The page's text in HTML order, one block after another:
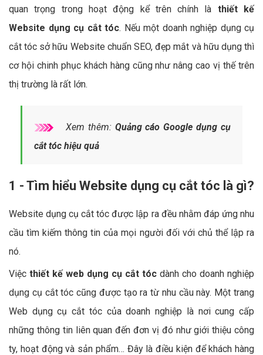
quan trọng trong hoạt động kể trên chính là thiết kế
Website dụng cụ cắt tóc. Nếu một doanh nghiệp dụng cụ
cắt tóc sở hữu Website chuẩn SEO, đẹp mắt và hữu dụng thì
cơ hội chinh phục khách hàng cũng như nâng cao vị thế trên
thị trường là rất lớn.
Xem thêm: Quảng cáo Google dụng cụ
cắt tóc hiệu quả
1 - Tìm hiểu Website dụng cụ cắt tóc là gì?
Website dụng cụ cắt tóc được lập ra đều nhằm đáp ứng nhu
cầu tìm kiếm thông tin của mọi người đối với chủ thể lập ra
nó.
Việc thiết kế web dụng cụ cắt tóc dành cho doanh nghiệp
dụng cụ cắt tóc cũng được tạo ra từ nhu cầu này. Một trang
Web dụng cụ cắt tóc của doanh nghiệp là nơi cung cấp
những thông tin liên quan đến đơn vị đó như giới thiệu công
ty, hoạt động và sản phẩm… Đây là điều kiện để khách hàng